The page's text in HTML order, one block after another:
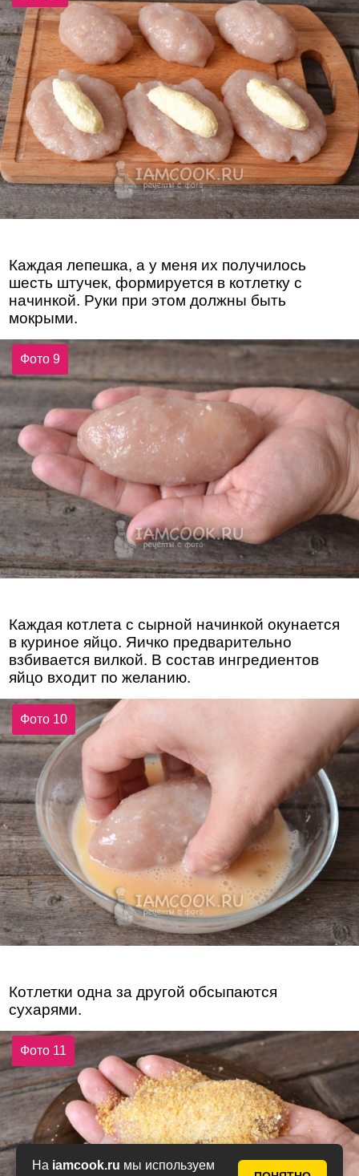
На iamcook.ru мы используем
Каждая лепешка, а у меня их получилось
шесть штучек, формируется в котлетку с
начинкой. Руки при этом должны быть
мокрыми.
Фото 9
Каждая котлета с сырной начинкой окунается
в куриное яйцо. Яичко предварительно
взбивается вилкой. В состав ингредиентов
яйцо входит по желанию.
Фото 10
Котлетки одна за другой обсыпаются
сухарями.
Фото 11